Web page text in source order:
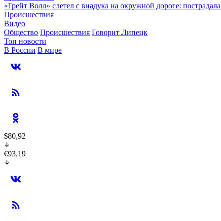
«Грейт Волл» слетел с виадука на окружной дороге:
Происшествия
Видео
Общество Происшествия Говорит Липецк
Топ новости
В России В мире
$80,92
€93,19